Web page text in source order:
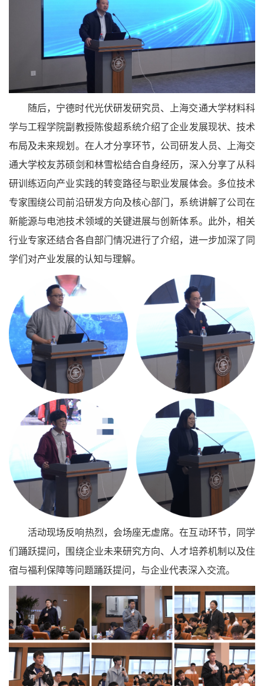
随后，宁德时代光伏研发研究员、上海交通大学材料科
学与工程学院副教授陈俊超系统介绍了企业发展现状、技术
布局及未来规划。在人才分享环节，公司研发人员、上海交
通大学校友苏硕剑和林雪松结合自身经历，深入分享了从科
研训练迈向产业实践的转变路径与职业发展体会。多位技术
专家围绕公司前沿研发方向及核心部门，系统讲解了公司在
新能源与电池技术领域的关键进展与创新体系。此外，相关
行业专家还结合各自部门情况进行了介绍，进一步加深了同
学们对产业发展的认知与理解。
活动现场反响热烈，会场座无虚席。在互动环节，同学
们踊跃提问，围绕企业未来研究方向、人才培养机制以及住
宿与福利保障等问题踊跃提问，与企业代表深入交流。